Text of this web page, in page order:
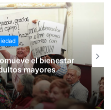
el bienestar
mayores